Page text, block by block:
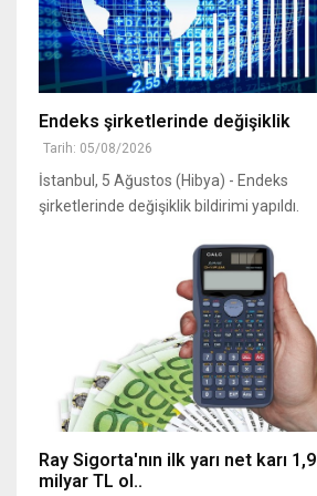
Endeks şirketlerinde değişiklik
Tarih: 05/08/2026
İstanbul, 5 Ağustos (Hibya) - Endeks
şirketlerinde değişiklik bildirimi yapıldı.
Ray Sigorta'nın ilk yarı net karı 1,9
milyar TL ol..